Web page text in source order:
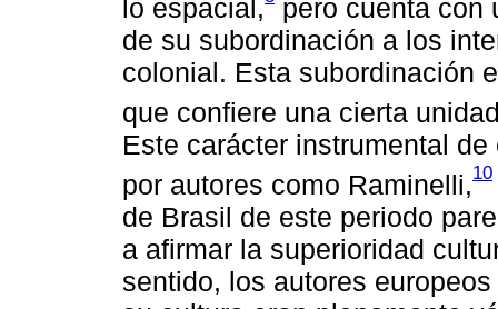
lo espacial,
pero cuenta con
de su subordinación a los
colonial. Esta subordinación
que confiere una cierta
Este carácter instrumental
por autores como Raminelli,10
de Brasil de este periodo
a afirmar la superioridad
sentido, los autores